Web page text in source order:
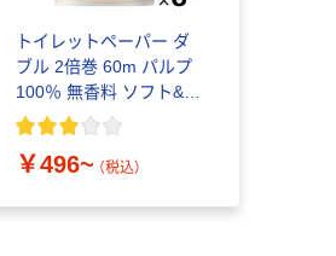
トイレットペーパー ダ
ブル 2倍巻 60m パルプ
100％ 無香料 ソフト&ピ
ュア オリジナル
￥496~ （税込）